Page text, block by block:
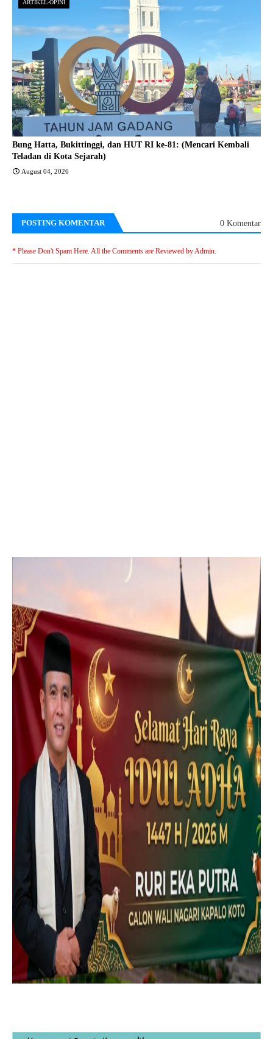
ARTIKEL-OPINI
Bung Hatta, Bukittinggi, dan HUT RI ke-81: (Mencari Kembali
Teladan di Kota Sejarah)
August 04, 2026
POSTING KOMENTAR 0 Komentar
* Please Don't Spam Here. All the Comments are Reviewed by Admin.